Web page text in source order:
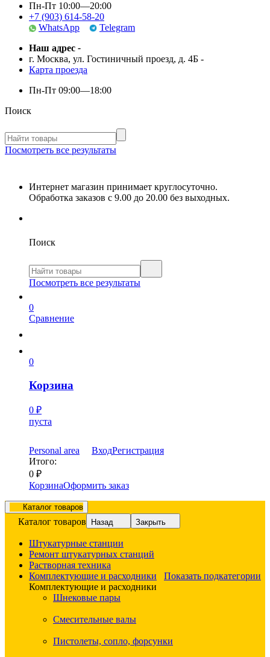
Пн-Пт 10:00—20:00
+7 (903) 614-58-20
WhatsApp
Telegram
Наш адрес -
г. Москва, ул. Гостиничный проезд, д. 4Б -
Карта проезда
Пн-Пт 09:00—18:00
Поиск
Посмотреть все результаты
Интернет магазин принимает круглосуточно.
Обработка заказов с 9.00 до 20.00 без выходных.
Поиск
Посмотреть все результаты
0
Сравнение
0
Корзина
0 ₽
пуста
Personal area ВходРегистрация
Итого:
0 ₽
КорзинаОформить заказ
Каталог товаров
Каталог товаров Назад Закрыть
Штукатурные станции
Ремонт штукатурных станций
Растворная техника
Комплектующие и расходники
Показать подкатегории
Комплектующие и расходники
Шнековые пары
Смесительные валы
Пистолеты, сопло, форсунки